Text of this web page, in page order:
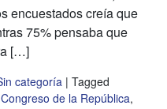
encuestados creía que
75% pensaba que
[…]
categoría | Tagged
Congreso de la República,